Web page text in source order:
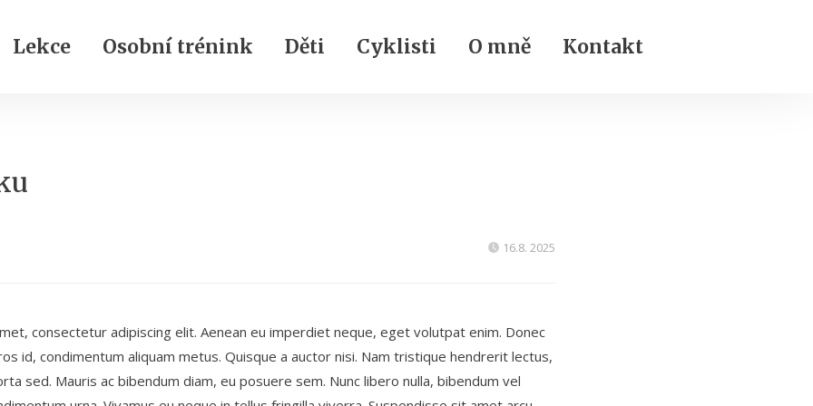
Lekce Osobní trénink Děti Cyklisti O mně Kontakt
16.8. 2025
consectetur adipiscing elit. Aenean eu imperdiet neque, eget volutpat enim. Donec
id, condimentum aliquam metus. Quisque a auctor nisi. Nam tristique hendrerit lectus,
sed. Mauris ac bibendum diam, eu posuere sem. Nunc libero nulla, bibendum vel